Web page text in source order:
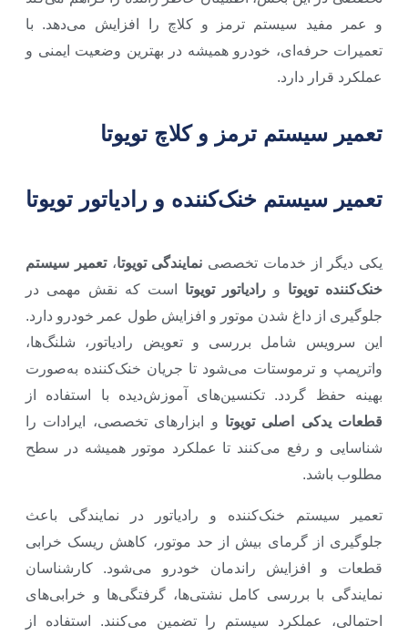
تعمیر سیستم ترمز و کلاچ تویوتا
و عمر مفید سیستم ترمز و کلاچ را افزایش می‌دهد. با
تعمیرات حرفه‌ای، خودرو همیشه در بهترین وضعیت ایمنی و
عملکرد قرار دارد.
تعمیر سیستم خنک‌کننده و رادیاتور تویوتا
یکی دیگر از خدمات تخصصی نمایندگی تویوتا،تعمیر سیستم
خنک‌کننده تویوتا و رادیاتور تویوتا است که نقش مهمی در
جلوگیری از داغ شدن موتور و افزایش طول عمر خودرو دارد.
این سرویس شامل بررسی و تعویض رادیاتور، شلنگ‌ها،
واترپمپ و ترموستات می‌شود تا جریان خنک‌کننده به‌صورت
بهینه حفظ گردد. تکنسین‌های آموزش‌دیده با استفاده از
قطعات یدکی اصلی تویوتا و ابزارهای تخصصی، ایرادات را
شناسایی و رفع می‌کنند تا عملکرد موتور همیشه در سطح
مطلوب باشد.
تعمیر سیستم خنک‌کننده و رادیاتور در نمایندگی باعث
جلوگیری از گرمای بیش از حد موتور، کاهش ریسک خرابی
قطعات و افزایش راندمان خودرو می‌شود. کارشناسان
نمایندگی با بررسی کامل نشتی‌ها، گرفتگی‌ها و خرابی‌های
احتمالی، عملکرد سیستم را تضمین می‌کنند. استفاده از